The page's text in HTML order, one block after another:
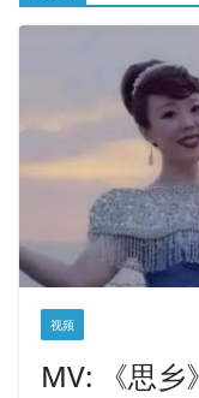
视频
MV: 《思乡